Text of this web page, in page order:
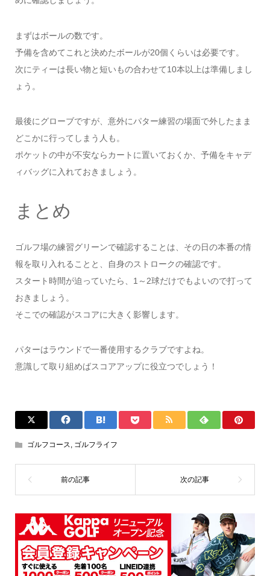
まずはボールの数です。
予備を含めてこれと決めたボールが20個くらいは必要です。
次にティーは長い物と短いもの合わせて10本以上は準備しまし
ょう。
最後にグローブですが、意外にパター練習の場面で外したまま
どこかに行ってしまう人も。
ポケットの中が不安ならカートに置いておくか、予備をキャデ
ィバッグに入れておきましょう。
まとめ
ゴルフ場の練習グリーンで確認することは、その日の本番の情
報を取り入れることと、自身のストロークの確認です。
スタート時間が迫っていたら、1～2球だけでもよいので打って
おきましょう。
そこでの確認がスコアに大きく影響します。
パターはラウンドで一番使用するクラブですよね。
意識して取り組めばスコアアップに役立つでしょう！
ゴルフコース, ゴルフライフ